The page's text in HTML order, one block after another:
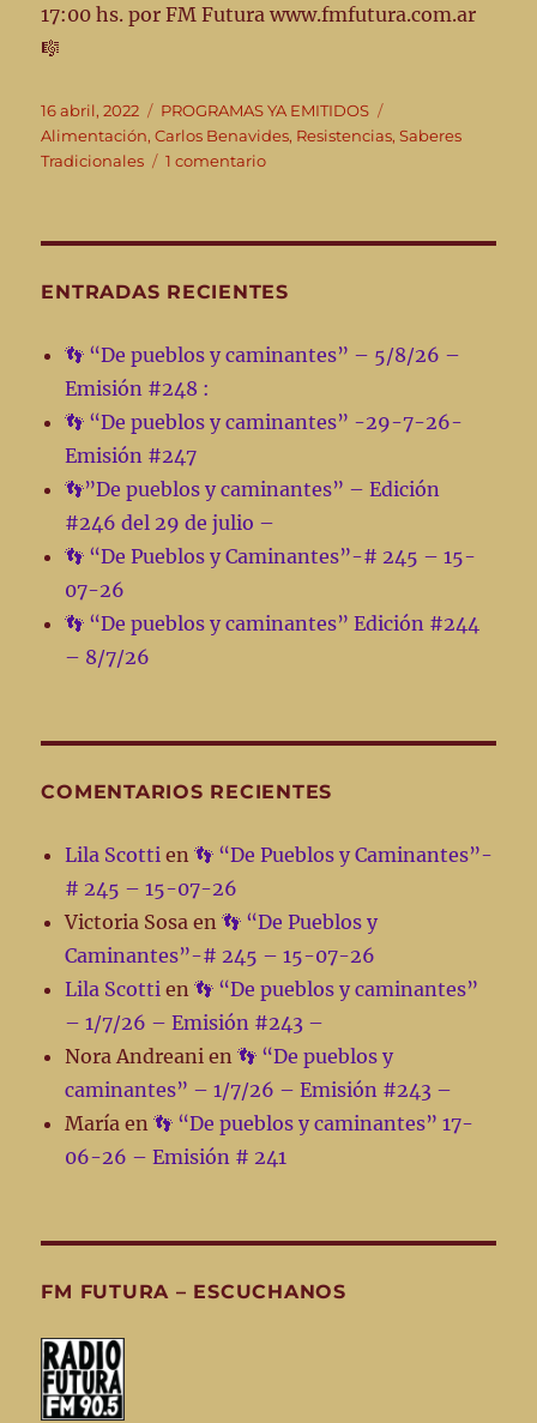
17:00 hs. por FM Futura www.fmfutura.com.ar
🎼
Publicado
el
16 abril, 2022 Categorías
PROGRAMAS YA EMITIDOS
Alimentación,Carlos Benavides, Resistencias,Saberes
Tradicionales
1 comentarioen
Caminantes
radio
Emisión
13-
ENTRADAS RECIENTES
👣 “De pueblos y caminantes” – 5/8/26 –
Emisión #248 :
👣 “De pueblos y caminantes” -29-7-26-
Emisión #247
👣”De pueblos y caminantes” – Edición
#246 del 29 de julio –
👣 “De Pueblos y Caminantes”-# 245 – 15-
07-26
👣 “De pueblos y caminantes” Edición #244
– 8/7/26
COMENTARIOS RECIENTES
Lila Scotti en👣 “De Pueblos y Caminantes”-
# 245 – 15-07-26
Victoria Sosa en👣 “De Pueblos y
Caminantes”-# 245 – 15-07-26
Lila Scotti en👣 “De pueblos y caminantes”
– 1/7/26 – Emisión #243 –
Nora Andreani en👣 “De pueblos y
caminantes” – 1/7/26 – Emisión #243 –
María en👣 “De pueblos y caminantes” 17-
06-26 – Emisión # 241
FM FUTURA – ESCUCHANOS